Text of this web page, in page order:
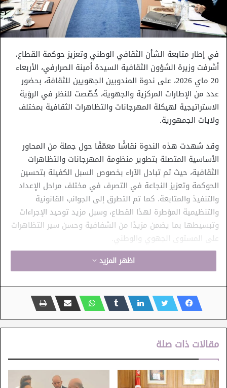
في إطار متابعة الشأن الثقافي الوطني وتعزيز حوكمة القطاع،
أشرفت وزيرة الشؤون الثقافية السيدة أمينة الصرارفي، الأربعاء
20 ماي 2026، على ندوة المندوبين الجهويين للثقافة، بحضور
عدد من الإطارات المركزية والجهوية، خُصّصت للنظر في الرؤية
الاستراتيجية لهيكلة المهرجانات والتظاهرات الثقافية بمختلف
ولايات الجمهورية.
وقد شهدت هذه الندوة نقاشًا معمّقًا حول جملة من المحاور
الأساسية المتصلة بتطوير منظومة المهرجانات والتظاهرات
الثقافية، حيث تم تبادل الآراء بخصوص السبل الكفيلة بتحسين
الحوكمة وتعزيز النجاعة في التصرف في مختلف مراحل الإعداد
والتنفيذ والمتابعة. كما تم التطرق إلى الجوانب القانونية
والتنظيمية المؤطرة لهذا القطاع، وسبل مزيد توحيد الإجراءات
وتبسيطها بما يضمن مزيدًا من الشفافية وحسن سير التظاهرات
على المستوى الجهوي والوطني.
وتناول النقاش أيضًا مسألة مستويات التأجير وآليات ضبطها
وموحدة تضمن حقوق مختلف المتدخلين وتراعي خصوصيات
الجهات. كما تم التوقف عند مسألة اقتناء العروض الفنية، حيث
دارت مداخلات حول أهمية اعتماد معايير دقيقة وموضوعية ترتكز
على الجودة والتنوع والجدوى الثقافية، بما يساهم في الارتقاء
بالمحتوى الفني وتكريس مبادئ الشفافية وتكافؤ الفرص.
وتم في هذا السياق الاستماع إلى ملاحظات واقتراحات
المندوبين الجهويين، الذين قدّموا تصوراتهم بخصوص الإشكاليات
اظهر المزيد
مقالات ذات صلة